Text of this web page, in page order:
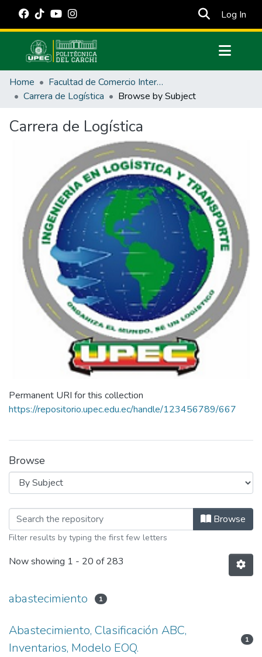
Log In
Communities & Collections
All of DSpace
Home
Facultad de Comercio Internacional, Integración, Administración y Economía Empresarial
Carrera de Logística
Browse by Subject
Carrera de Logística
Permanent URI for this collection
https://repositorio.upec.edu.ec/handle/123456789/667
Browse
Browsing Carrera de Logística by
Browse
Filter results by typing the first few letters
Now showing 1 - 20 of 283
abastecimiento 1
Abastecimiento, Clasificación ABC,
Inventarios, Modelo EOQ.
1